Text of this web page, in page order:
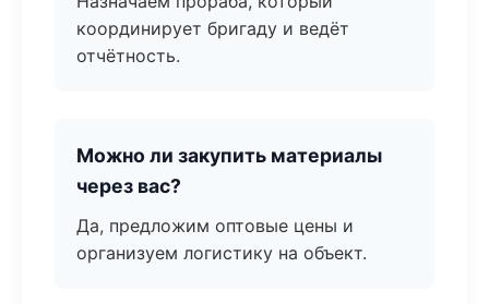
координирует бригаду и ведёт
отчётность.
Можно ли закупить материалы
через вас?
Да, предложим оптовые цены и
организуем логистику на объект.